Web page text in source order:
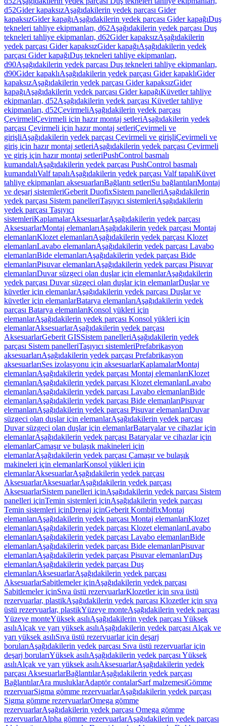
d52Gider kapaksızAşağıdakilerin yedek parçası Gider
kapaksızGider kapağıAşağıdakilerin yedek parçası Gider kapağıDuş
tekneleri tahliye ekipmanları, d62Aşağıdakilerin yedek parçası Duş
tekneleri tahliye ekipmanları, d62Gider kapaksızAşağıdakilerin
yedek parçası Gider kapaksızGider kapağıAşağıdakilerin yedek
parçası Gider kapağıDuş tekneleri tahliye ekipmanları,
d90Aşağıdakilerin yedek parçası Duş tekneleri tahliye ekipmanları,
d90Gider kapaklıAşağıdakilerin yedek parçası Gider kapaklıGider
kapaksızAşağıdakilerin yedek parçası Gider kapaksızGider
kapağıAşağıdakilerin yedek parçası Gider kapağıKüvetler tahliye
ekipmanları, d52Aşağıdakilerin yedek parçası Küvetler tahliye
ekipmanları, d52ÇevirmeliAşağıdakilerin yedek parçası
ÇevirmeliÇevirmeli için hazır montaj setleriAşağıdakilerin yedek
parçası Çevirmeli için hazır montaj setleriÇevirmeli ve
girişliAşağıdakilerin yedek parçası Çevirmeli ve girişliÇevirmeli ve
giriş için hazır montaj setleriAşağıdakilerin yedek parçası Çevirmeli
ve giriş için hazır montaj setleriPushControl basmalı
kumandalıAşağıdakilerin yedek parçası PushControl basmalı
kumandalıValf tapalıAşağıdakilerin yedek parçası Valf tapalıKüvet
tahliye ekipmanları aksesuarlarıBağlantı setleriSu bağlantılarıMontaj
ve deşarj sistemleriGeberit DuofixSistem panelleriAşağıdakilerin
yedek parçası Sistem panelleriTaşıyıcı sistemleriAşağıdakilerin
yedek parçası Taşıyıcı
sistemleriKaplamalarAksesuarlarAşağıdakilerin yedek parçası
AksesuarlarMontaj elemanlarıAşağıdakilerin yedek parçası Montaj
elemanlarıKlozet elemanlarıAşağıdakilerin yedek parçası Klozet
elemanlarıLavabo elemanlarıAşağıdakilerin yedek parçası Lavabo
elemanlarıBide elemanlarıAşağıdakilerin yedek parçası Bide
elemanlarıPisuvar elemanlarıAşağıdakilerin yedek parçası Pisuvar
elemanlarıDuvar süzgeci olan duşlar için elemanlarAşağıdakilerin
yedek parçası Duvar süzgeci olan duşlar için elemanlarDuşlar ve
küvetler için elemanlarAşağıdakilerin yedek parçası Duşlar ve
küvetler için elemanlarBatarya elemanlarıAşağıdakilerin yedek
parçası Batarya elemanlarıKonsol yükleri için
elemanlarAşağıdakilerin yedek parçası Konsol yükleri için
elemanlarAksesuarlarAşağıdakilerin yedek parçası
AksesuarlarGeberit GISSistem panelleriAşağıdakilerin yedek
parçası Sistem panelleriTaşıyıcı sistemleriPrefabrikasyon
aksesuarlarıAşağıdakilerin yedek parçası Prefabrikasyon
aksesuarlarıSes izolasyonu için aksesuarlarKaplamalarMontaj
elemanlarıAşağıdakilerin yedek parçası Montaj elemanlarıKlozet
elemanlarıAşağıdakilerin yedek parçası Klozet elemanlarıLavabo
elemanlarıAşağıdakilerin yedek parçası Lavabo elemanlarıBide
elemanlarıAşağıdakilerin yedek parçası Bide elemanlarıPisuvar
elemanlarıAşağıdakilerin yedek parçası Pisuvar elemanlarıDuvar
süzgeci olan duşlar için elemanlarAşağıdakilerin yedek parçası
Duvar süzgeci olan duşlar için elemanlarBataryalar ve cihazlar için
elemanlarAşağıdakilerin yedek parçası Bataryalar ve cihazlar için
elemanlarÇamaşır ve bulaşık makineleri için
elemanlarAşağıdakilerin yedek parçası Çamaşır ve bulaşık
makineleri için elemanlarKonsol yükleri için
elemanlarAksesuarlarAşağıdakilerin yedek parçası
AksesuarlarAksesuarlarAşağıdakilerin yedek parçası
AksesuarlarSistem panelleri içinAşağıdakilerin yedek parçası Sistem
panelleri içinTemin sistemleri içinAşağıdakilerin yedek parçası
Temin sistemleri içinDrenaj içinGeberit KombifixMontaj
elemanlarıAşağıdakilerin yedek parçası Montaj elemanlarıKlozet
elemanlarıAşağıdakilerin yedek parçası Klozet elemanlarıLavabo
elemanlarıAşağıdakilerin yedek parçası Lavabo elemanlarıBide
elemanlarıAşağıdakilerin yedek parçası Bide elemanlarıPisuvar
elemanlarıAşağıdakilerin yedek parçası Pisuvar elemanlarıDuş
elemanlarıAşağıdakilerin yedek parçası Duş
elemanlarıAksesuarlarAşağıdakilerin yedek parçası
AksesuarlarSabitlemeler içinAşağıdakilerin yedek parçası
Sabitlemeler içinSıva üstü rezervuarlarKlozetler için sıva üstü
rezervuarlar, plastikAşağıdakilerin yedek parçası Klozetler için sıva
üstü rezervuarlar, plastikYüzeye monteAşağıdakilerin yedek parçası
Yüzeye monteYüksek asılıAşağıdakilerin yedek parçası Yüksek
asılıAlçak ve yarı yüksek asılıAşağıdakilerin yedek parçası Alçak ve
yarı yüksek asılıSıva üstü rezervuarlar için deşarj
borularıAşağıdakilerin yedek parçası Sıva üstü rezervuarlar için
deşarj borularıYüksek asılıAşağıdakilerin yedek parçası Yüksek
asılıAlçak ve yarı yüksek asılıAksesuarlarAşağıdakilerin yedek
parçası AksesuarlarBağlantılarAşağıdakilerin yedek parçası
BağlantılarAra musluklarAdaptör contalarSarf malzemesiGömme
rezervuarSigma gömme rezervuarlarAşağıdakilerin yedek parçası
Sigma gömme rezervuarlarOmega gömme
rezervuarlarAşağıdakilerin yedek parçası Omega gömme
rezervuarlarAlpha gömme rezervuarlarAşağıdakilerin yedek parçası